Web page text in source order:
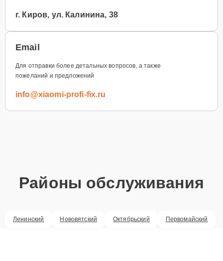
г. Киров, ул. Калинина, 38
Email
Для отправки более детальных вопросов, а также
пожеланий и предложений
info@xiaomi-profi-fix.ru
Районы обслуживания
Ленинский Нововятский Октябрьский Первомайский